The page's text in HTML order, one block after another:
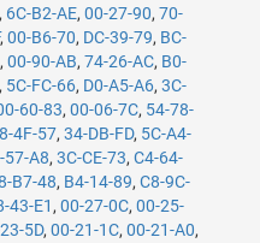
, 6C-B2-AE,00-27-90,70-
,00-B6-70, DC-39-79, BC-
,00-90-AB,74-26-AC, B0-
, 5C-FC-66, D0-A5-A6,3C-
60-83,00-06-7C, 54-78-
4F-57,34-DB-FD, 5C-A4-
57-A8,3C-CE-73,C4-64-
B7-48, B4-14-89,C8-9C-
43-E1 ,00-27-0C,00-25-
5D,00-21-1C,00-21-A0,